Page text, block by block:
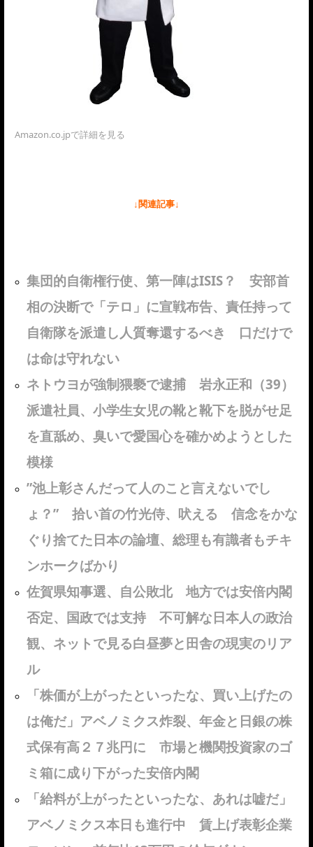
Amazon.co.jpで詳細を見る
↓関連記事↓
集団的自衛権行使、第一陣はISIS？ 安部首
相の決断で「テロ」に宣戦布告、責任持って
自衛隊を派遣し人質奪還するべき 口だけで
は命は守れない
ネトウヨが強制猥褻で逮捕 岩永正和（39）
派遣社員、小学生女児の靴と靴下を脱がせ足
を直舐め、臭いで愛国心を確かめようとした
模様
”池上彰さんだって人のこと言えないでし
ょ？” 拾い首の竹光侍、吠える 信念をかな
ぐり捨てた日本の論壇、総理も有識者もチキ
ンホークばかり
佐賀県知事選、自公敗北 地方では安倍内閣
否定、国政では支持 不可解な日本人の政治
観、ネットで見る白昼夢と田舎の現実のリア
ル
「株価が上がったといったな、買い上げたの
は俺だ」アベノミクス炸裂、年金と日銀の株
式保有高２７兆円に 市場と機関投資家のゴ
ミ箱に成り下がった安倍内閣
「給料が上がったといったな、あれは嘘だ」
アベノミクス本日も進行中 賃上げ表彰企業